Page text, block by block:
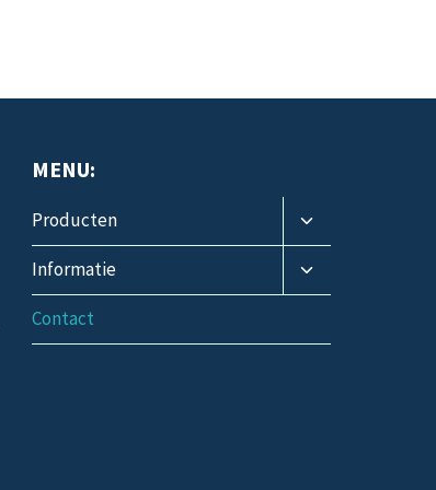
MENU:
Producten
Toggle
submenu
Informatie
Toggle
submenu
Contact